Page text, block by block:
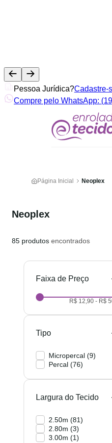
Pessoa Jurídica?Cadastre-
Compre pelo WhatsApp:
Página Inicial Neoplex
Neoplex
85 produtos encontrados
Preço
R$ 12,90 - R$
Tipo
Micropercal (9)
Percal (76)
Largura do Tecido
2.50m (81)
2.80m (3)
3.00m (1)